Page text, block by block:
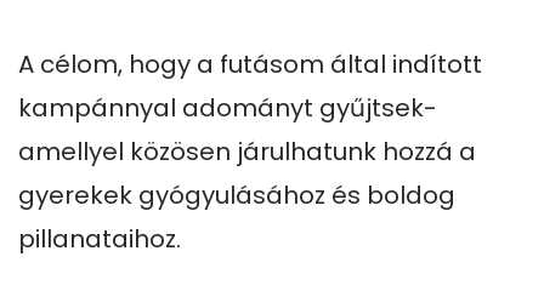
A célom, hogy a futásom által indított
kampánnyal adományt gyűjtsek-
amellyel közösen járulhatunk hozzá a
gyerekek gyógyulásához és boldog
pillanataihoz.